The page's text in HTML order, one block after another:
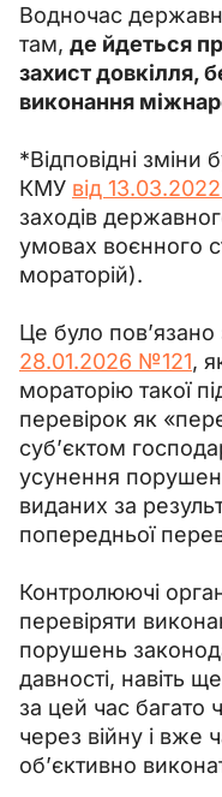
Водночас
там, де йдеться
захист довкілля,
виконання
*Відповідні зміни
КМУ від
заходів
умовах воєнного
мораторій).
Це було
28.01.2026 №121,
мораторію такої
перевірок як
суб’єктом
усунення
виданих за
попередньої
Контролюючі
перевіряти
порушень
давності, навіть
за цей час багато
через війну і вже
об’єктивно